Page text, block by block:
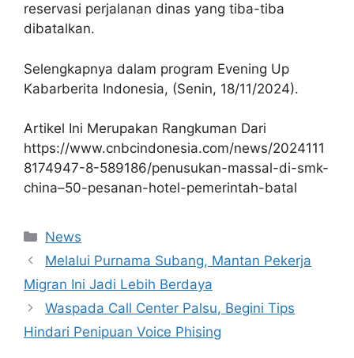
reservasi perjalanan dinas yang tiba-tiba
dibatalkan.
Selengkapnya dalam program Evening Up
Kabarberita Indonesia, (Senin, 18/11/2024).
Artikel Ini Merupakan Rangkuman Dari
https://www.cnbcindonesia.com/news/2024111
8174947-8-589186/penusukan-massal-di-smk-
china–50-pesanan-hotel-pemerintah-batal
Kategori
News
Melalui Purnama Subang, Mantan Pekerja
Migran Ini Jadi Lebih Berdaya
Waspada Call Center Palsu, Begini Tips
Hindari Penipuan Voice Phising